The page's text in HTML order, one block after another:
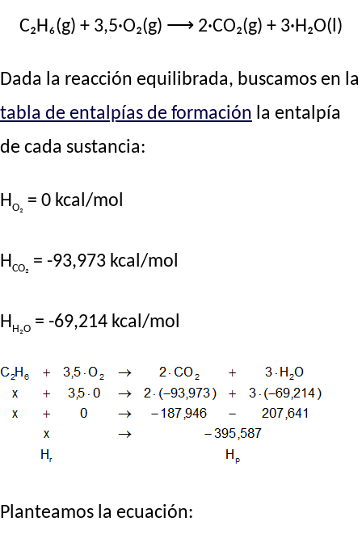
C₂H₆(g) + 3,5·O₂(g) ⟶ 2·CO₂(g) + 3·H₂O(l)
Dada la reacción equilibrada, buscamos en la
tabla de entalpías de formación la entalpía
de cada sustancia:
HO₂ = 0 kcal/mol
HCO₂ = -93,973 kcal/mol
H H₂O = -69,214 kcal/mol
Planteamos la ecuación: